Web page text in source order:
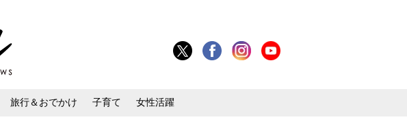
旅行＆おでかけ 子育て 女性活躍